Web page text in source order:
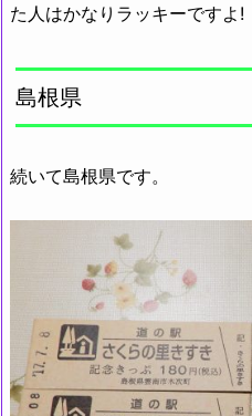
た人はかなりラッキーですよ!
島根県
続いて島根県です。